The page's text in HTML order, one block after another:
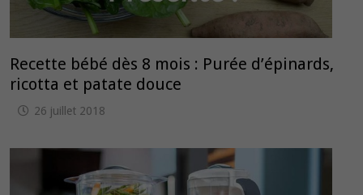
Recette bébé dès 8 mois : Purée d’épinards,
ricotta et patate douce
26 juillet 2018